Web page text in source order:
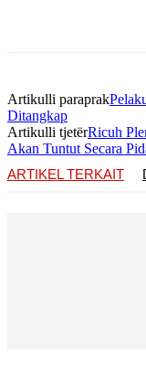
Artikulli paraprak
Ditangkap
Artikulli tjetërRicuh
Akan Tuntut Secara
ARTIKEL TERKAIT